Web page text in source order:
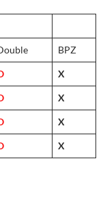
BPZ
X
X
X
X